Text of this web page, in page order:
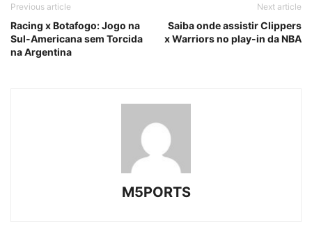
Previous article
Racing x Botafogo: Jogo na
Sul-Americana sem Torcida
na Argentina
Next article
Saiba onde assistir Clippers
x Warriors no play-in da NBA
M5PORTS